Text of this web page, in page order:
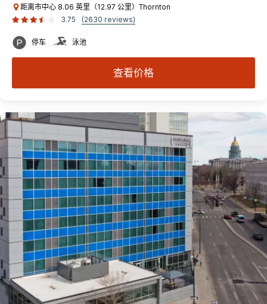
距离市中心 8.06 英里（12.97 公里）Thornton
3.75
(2630 reviews)
停车 泳池
查看价格